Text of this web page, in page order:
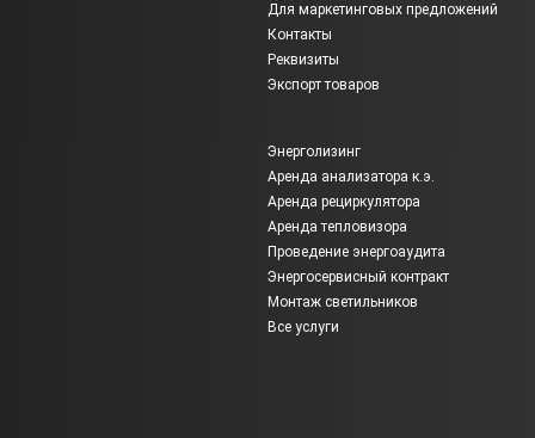
Для маркетинговых предложений
Контакты
Реквизиты
Экспорт товаров
Энерголизинг
Аренда анализатора к.э.
Аренда рециркулятора
Аренда тепловизора
Проведение энергоаудита
Энергосервисный контракт
Монтаж светильников
Все услуги